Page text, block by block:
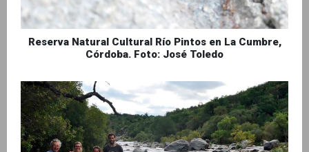
Reserva Natural Cultural Río Pintos en La Cumbre,
Córdoba. Foto: José Toledo